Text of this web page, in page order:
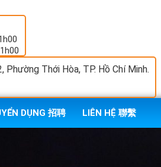
Thới Hòa, TP. Hồ Chí Minh.
DỤNG 招聘 LIÊN HỆ 聯繫